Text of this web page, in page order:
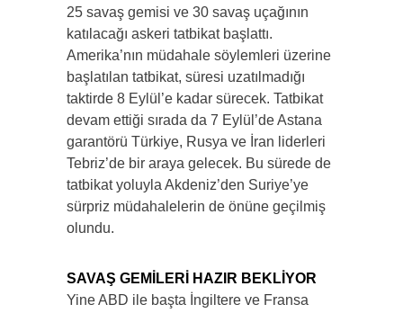
25 savaş gemisi ve 30 savaş uçağının
katılacağı askeri tatbikat başlattı.
Amerika’nın müdahale söylemleri üzerine
başlatılan tatbikat, süresi uzatılmadığı
taktirde 8 Eylül’e kadar sürecek. Tatbikat
devam ettiği sırada da 7 Eylül’de Astana
garantörü Türkiye, Rusya ve İran liderleri
Tebriz’de bir araya gelecek. Bu sürede de
tatbikat yoluyla Akdeniz’den Suriye’ye
sürpriz müdahalelerin de önüne geçilmiş
olundu.
SAVAŞ GEMİLERİ HAZIR BEKLİYOR
Yine ABD ile başta İngiltere ve Fransa